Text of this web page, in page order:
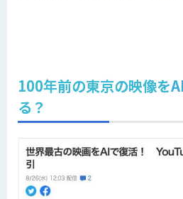
100年前の東京の映像を
る？